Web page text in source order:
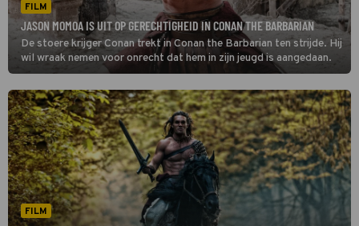
FILM
JASON MOMOA IS UIT OP GERECHTIGHEID IN CONAN THE BARBARIAN
De stoere krijger Conan trekt in Conan the Barbarian ten strijde. Hij
wil wraak nemen voor onrecht dat hem in zijn jeugd is aangedaan.
FILM